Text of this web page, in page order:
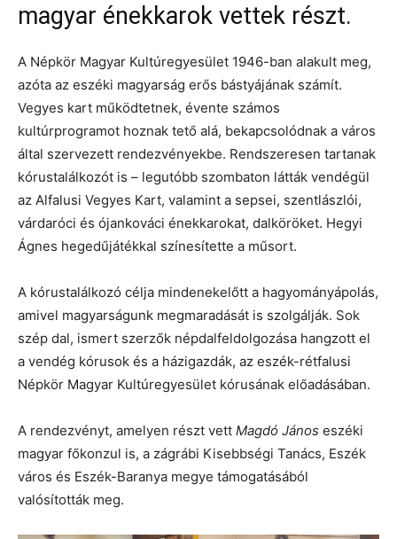
magyar énekkarok vettek részt.
A Népkör Magyar Kultúregyesület 1946-ban alakult meg,
azóta az eszéki magyarság erős bástyájának számít.
Vegyes kart működtetnek, évente számos
kultúrprogramot hoznak tető alá, bekapcsolódnak a város
által szervezett rendezvényekbe. Rendszeresen tartanak
kórustalálkozót is – legutóbb szombaton látták vendégül
az Alfalusi Vegyes Kart, valamint a sepsei, szentlászlói,
várdaróci és ójankováci énekkarokat, dalköröket. Hegyi
Ágnes hegedűjátékkal színesítette a műsort.
A kórustalálkozó célja mindenekelőtt a hagyományápolás,
amivel magyarságunk megmaradását is szolgálják. Sok
szép dal, ismert szerzők népdalfeldolgozása hangzott el
a vendég kórusok és a házigazdák, az eszék-rétfalusi
Népkör Magyar Kultúregyesület kórusának előadásában.
A rendezvényt, amelyen részt vett Magdó János eszéki
magyar főkonzul is, a zágrábi Kisebbségi Tanács, Eszék
város és Eszék-Baranya megye támogatásából
valósították meg.